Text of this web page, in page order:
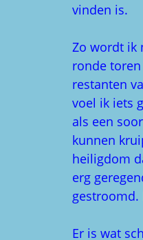
vinden is.
Zo wordt ik
ronde
restanten
voel ik iets
als een
kunnen
heiligdom
erg
gestroomd.
Er is wat